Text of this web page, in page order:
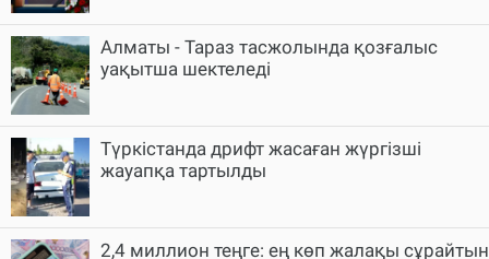
Алматы - Тараз тасжолында қозғалыс
уақытша шектеледі
Түркістанда дрифт жасаған жүргізші
жауапқа тартылды
2,4 миллион теңге: ең көп жалақы сұрайтын